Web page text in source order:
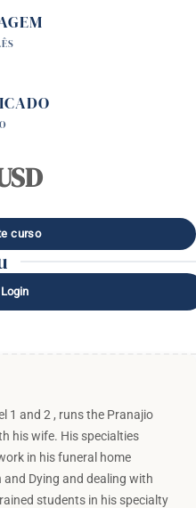
Login
1 and 2 , runs the Pranajio
his wife. His specialties
in his funeral home
Dying and dealing with
students in his specialty